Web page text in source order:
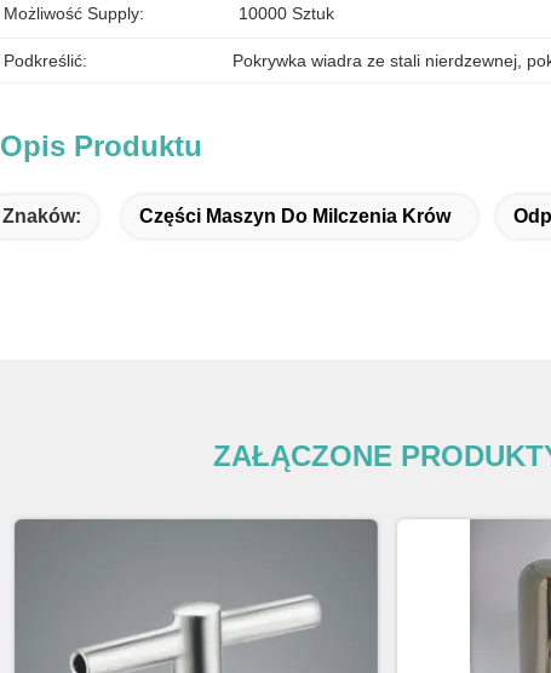
Możliwość Supply: 10000 Sztuk
Podkreślić: Pokrywka wiadra ze stali nierdzewnej
Opis Produktu
Znaków: Części Maszyn Do Milczenia Krów
ZAŁĄCZONE